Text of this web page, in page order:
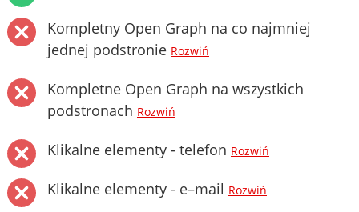
Kompletny Open Graph na co najmniej
jednej podstronie Rozwiń
Kompletne Open Graph na wszystkich
podstronach Rozwiń
Klikalne elementy - telefon Rozwiń
Klikalne elementy - e–mail Rozwiń